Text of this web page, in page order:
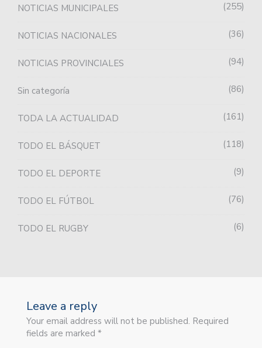
NOTICIAS MUNICIPALES 255
NOTICIAS NACIONALES 36
NOTICIAS PROVINCIALES 94
Sin categoría 86
TODA LA ACTUALIDAD 161
TODO EL BÁSQUET 118
TODO EL DEPORTE 9
TODO EL FÚTBOL 76
TODO EL RUGBY 6
Leave a reply
Your email address will not be published. Required
fields are marked *